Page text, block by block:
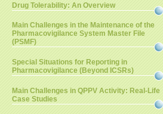
Drug Tolerability: An Overview
Main Challenges in the Maintenance of the
Pharmacovigilance System Master File
(PSMF)
Special Situations for Reporting in
Pharmacovigilance (Beyond ICSRs)
Main Challenges in QPPV Activity: Real-Life
Case Studies